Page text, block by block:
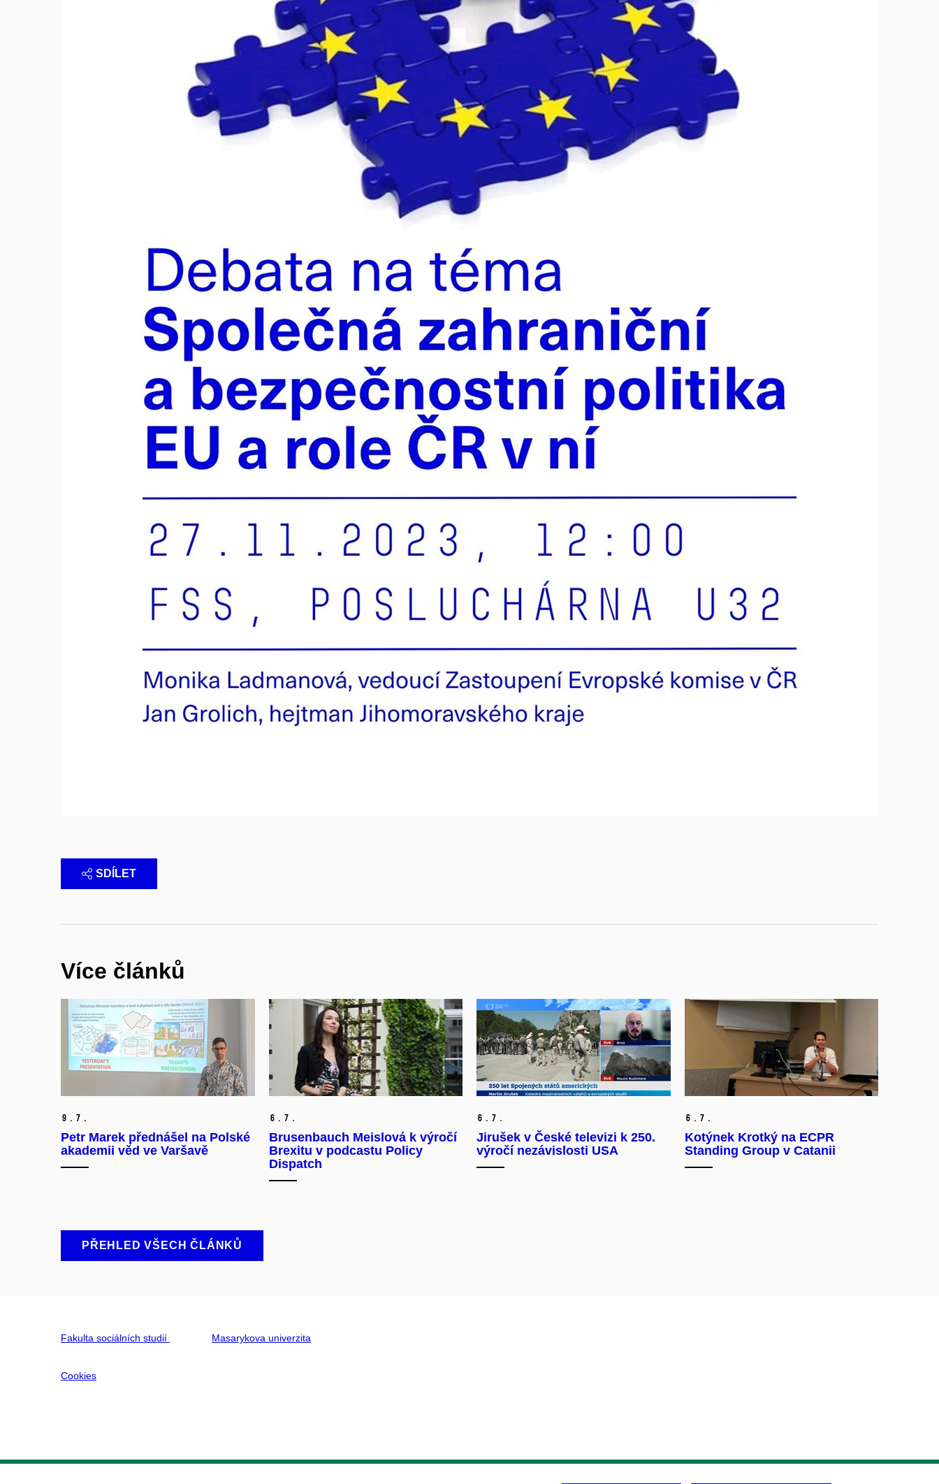
SDÍLET
Více článků
9. 7.
Petr Marek přednášel na Polské
akademii věd ve Varšavě
6. 7.
Brusenbauch Meislová k výročí
Brexitu v podcastu Policy
Dispatch
6. 7.
Jirušek v České televizi k 250.
výročí nezávislosti USA
6. 7.
Kotýnek Krotký na ECPR
Standing Group v Catanii
PŘEHLED VŠECH ČLÁNKŮ
Fakulta sociálních studií Masarykova univerzita
Cookies